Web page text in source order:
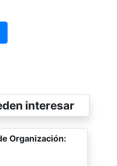
interesar
Organización: